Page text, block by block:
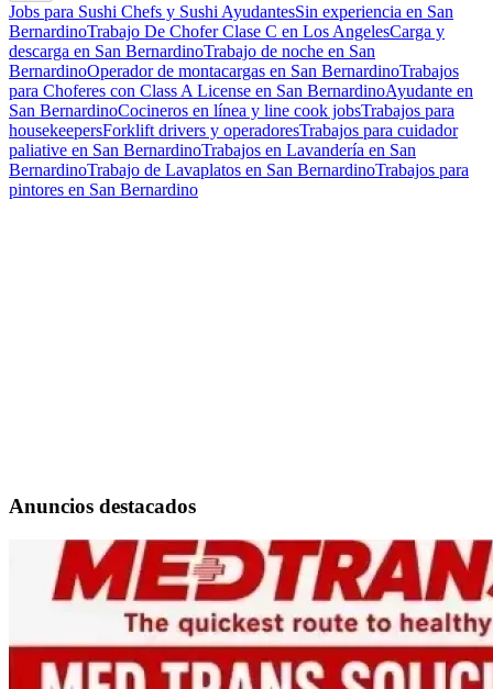
Jobs para Sushi Chefs y Sushi AyudantesSin experiencia en San
BernardinoTrabajo De Chofer Clase C en Los AngelesCarga y
descarga en San BernardinoTrabajo de noche en San
BernardinoOperador de montacargas en San BernardinoTrabajos
para Choferes con Class A License en San BernardinoAyudante en
San BernardinoCocineros en línea y line cook jobsTrabajos para
housekeepersForklift drivers y operadoresTrabajos para cuidador
paliative en San BernardinoTrabajos en Lavandería en San
BernardinoTrabajo de Lavaplatos en San BernardinoTrabajos para
pintores en San Bernardino
Anuncios destacados